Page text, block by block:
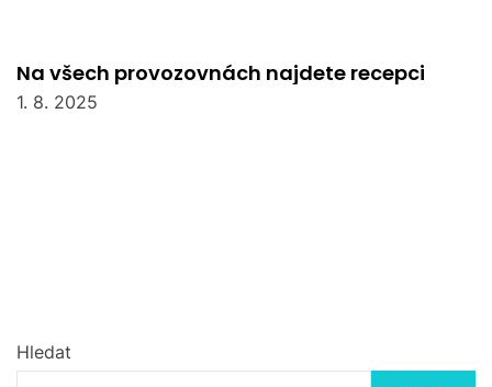
Na všech provozovnách najdete recepci
1. 8. 2025
Hledat